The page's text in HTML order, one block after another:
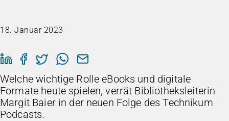
18. Januar 2023
Welche wichtige Rolle eBooks und digitale
Formate heute spielen, verrät Bibliotheksleiterin
Margit Baier in der neuen Folge des Technikum
Podcasts.